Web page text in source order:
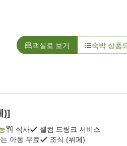
객실로 보기 숙박 상품
)]
식사
웰컴 드링크 서비스
아동 무료
조식 (뷔페)